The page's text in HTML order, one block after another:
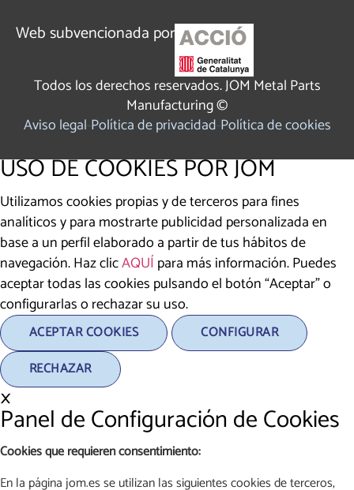
Web subvencionada por
Todos los derechos reservados. JOM Metal Parts
Manufacturing ©
Aviso legalPolítica de privacidadPolítica de cookies
USO DE COOKIES POR JOM
Utilizamos cookies propias y de terceros para fines
analíticos y para mostrarte publicidad personalizada en
base a un perfil elaborado a partir de tus hábitos de
navegación. Haz clicAQUÍ para más información. Puedes
aceptar todas las cookies pulsando el botón “Aceptar” o
configurarlas o rechazar su uso.
ACEPTAR COOKIES
CONFIGURAR
RECHAZAR
×
Panel de Configuración de Cookies
Cookies que requieren consentimiento:
En la página jom.es se utilizan las siguientes cookies de terceros,